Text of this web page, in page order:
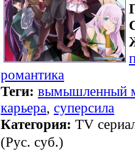
романтика
Теги: вымышленный
карьера, суперсила
Категория: TV
(Рус. суб.)